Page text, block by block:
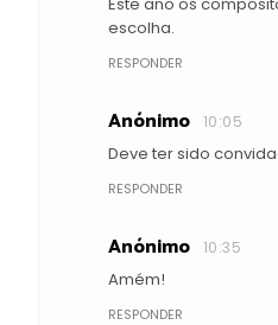
escolha.
RESPONDER
Anónimo 10:05
Deve ter sido
RESPONDER
Anónimo 10:35
Amém!
RESPONDER